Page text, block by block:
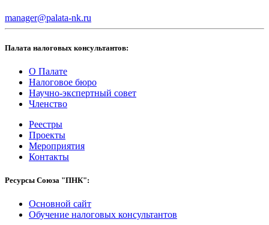
manager@palata-nk.ru
Палата налоговых консультантов:
О Палате
Налоговое бюро
Научно-экспертный совет
Членство
Реестры
Проекты
Мероприятия
Контакты
Ресурсы Союза "ПНК":
Основной сайт
Обучение налоговых консультантов